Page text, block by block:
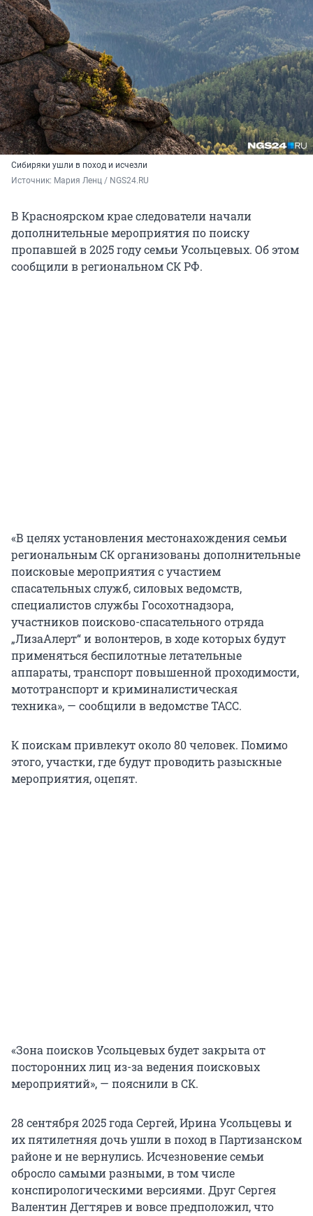
Сибиряки ушли в поход и исчезли
Источник: Мария Ленц / NGS24.RU
В Красноярском крае следователи начали
дополнительные мероприятия по поиску
пропавшей в 2025 году семьи Усольцевых. Об этом
сообщили в региональном СК РФ.
«В целях установления местонахождения семьи
региональным СК организованы дополнительные
поисковые мероприятия с участием
спасательных служб, силовых ведомств,
специалистов службы Госохотнадзора,
участников поисково-спасательного отряда
„ЛизаАлерт“ и волонтеров, в ходе которых будут
применяться беспилотные летательные
аппараты, транспорт повышенной проходимости,
мототранспорт и криминалистическая
техника», — сообщили в ведомстве ТАСС.
К поискам привлекут около 80 человек. Помимо
этого, участки, где будут проводить разыскные
мероприятия, оцепят.
«Зона поисков Усольцевых будет закрыта от
посторонних лиц из-за ведения поисковых
мероприятий», — пояснили в СК.
28 сентября 2025 года Сергей, Ирина Усольцевы и
их пятилетняя дочь ушли в поход в Партизанском
районе и не вернулись. Исчезновение семьи
обросло самыми разными, в том числе
конспирологическими версиями. Друг Сергея
Валентин Дегтярев и вовсе предположил, что